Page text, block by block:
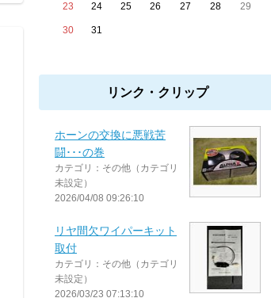
23 24 25 26 27 28 29
30 31
リンク・クリップ
ホーンの交換に悪戦苦
闘･･･の巻
カテゴリ：その他（カテゴリ
未設定）
2026/04/08 09:26:10
リヤ間欠ワイパーキット
取付
カテゴリ：その他（カテゴリ
未設定）
2026/03/23 07:13:10